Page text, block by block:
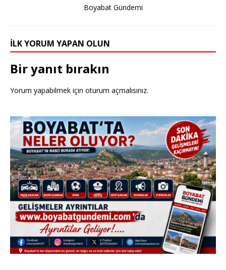
Boyabat Gündemi
İLK YORUM YAPAN OLUN
Bir yanıt bırakın
Yorum yapabilmek için oturum açmalısınız.